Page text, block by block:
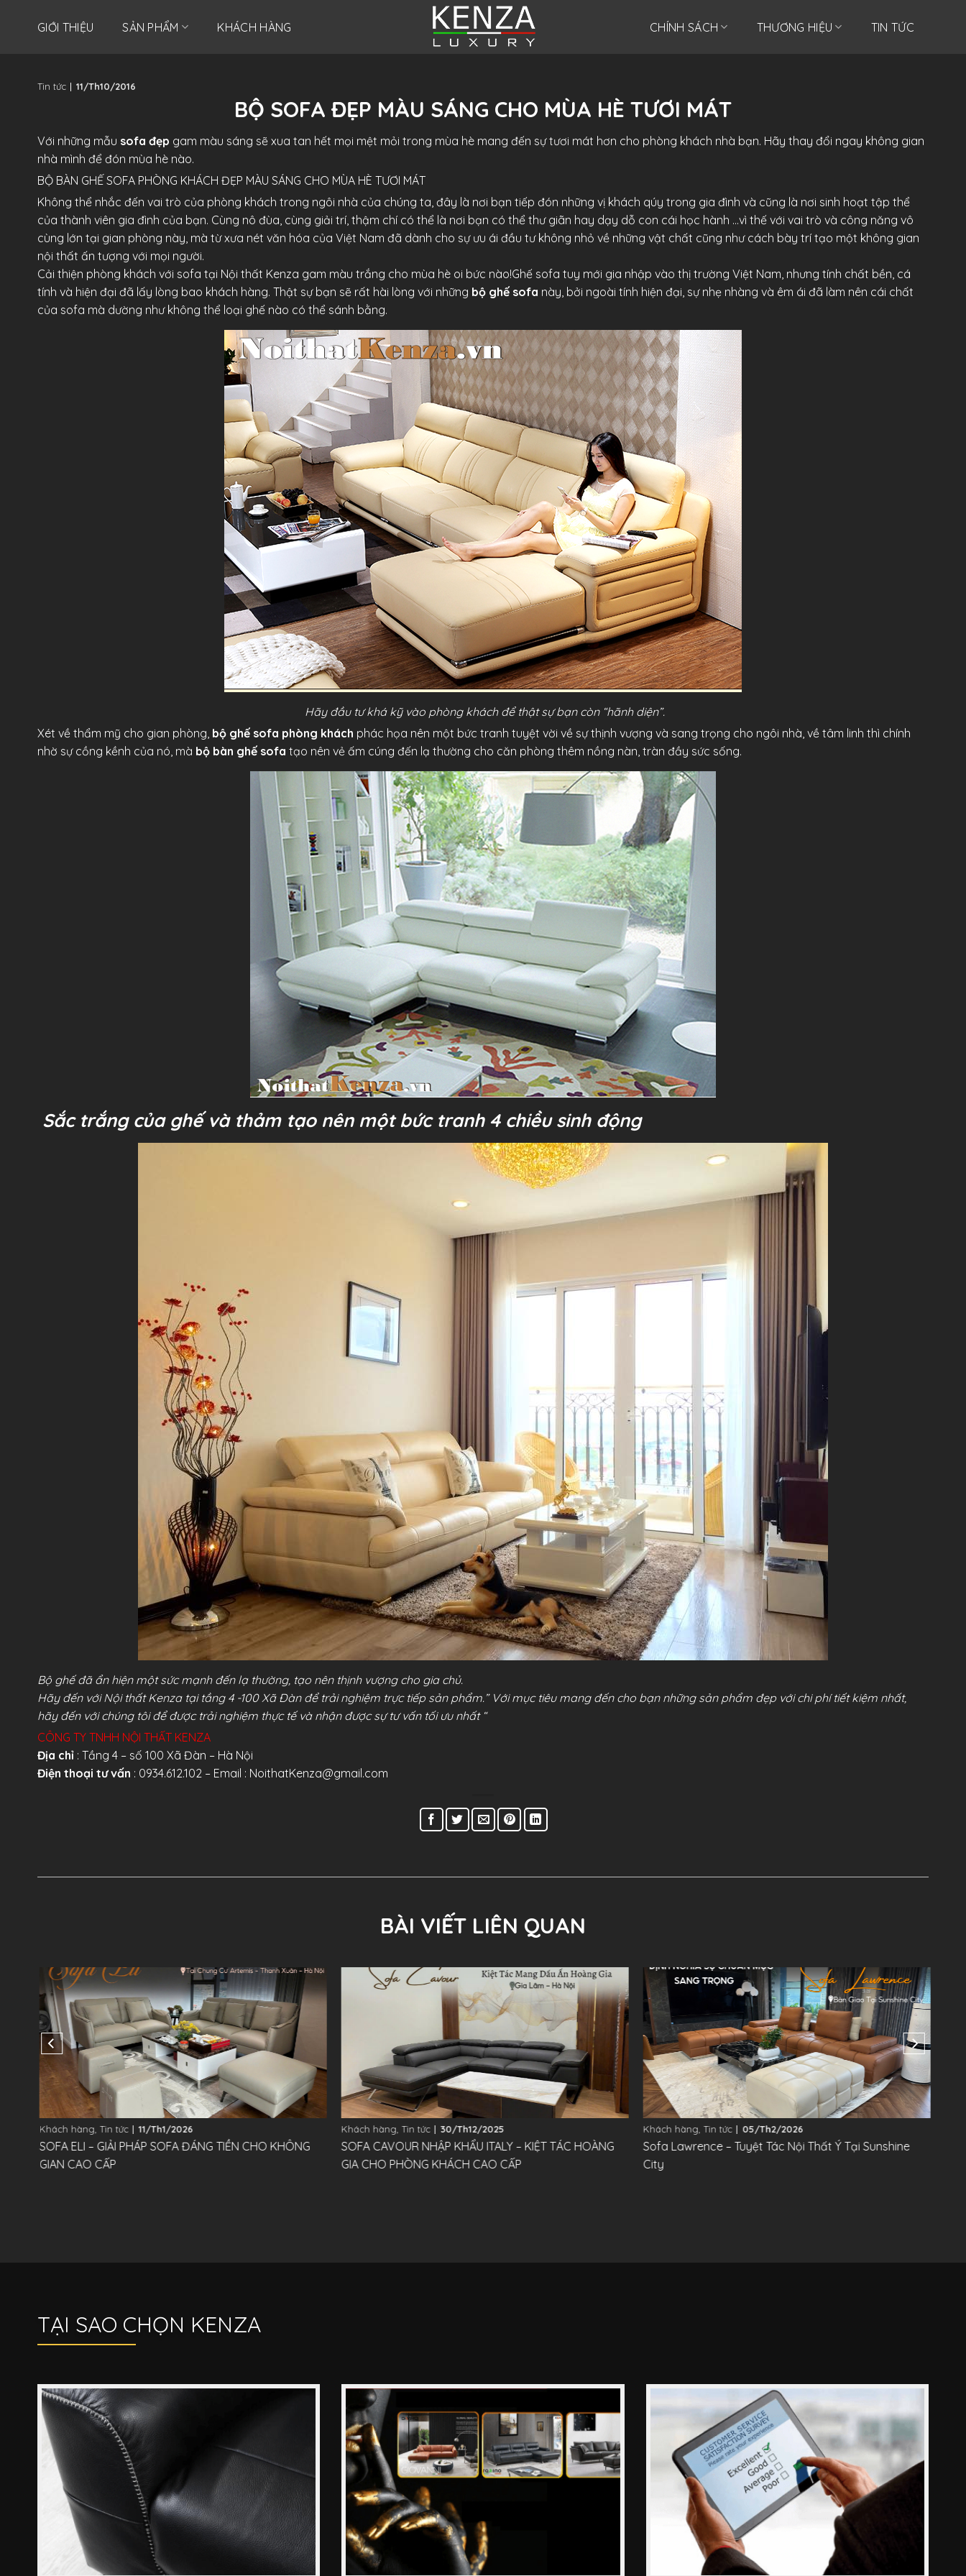
GIỚI THIỆU SẢN PHẨM KHÁCH HÀNG CHÍNH SÁCH THƯƠNG HIỆU TIN TỨC
Tin tức 11/Th10/2016
BỘ SOFA ĐẸP MÀU SÁNG CHO MÙA HÈ TƯƠI MÁT
Với những mẫu sofa đẹp gam màu sáng sẽ xua tan hết mọi mệt mỏi trong mùa hè mang đến sự tươi mát hơn cho phòng khách nhà bạn. Hãy thay đổi ngay không gian
nhà mình để đón mùa hè nào.
BỘ BÀN GHẾ SOFA PHÒNG KHÁCH ĐẸP MÀU SÁNG CHO MÙA HÈ TƯƠI MÁT
Không thể nhắc đến vai trò của phòng khách trong ngôi nhà của chúng ta, đây là nơi bạn tiếp đón những vị khách qúy trong gia đình và cũng là nơi sinh hoạt tập thể
của thành viên gia đình của bạn. Cùng nô đùa, cùng giải trí, thậm chí có thể là nơi bạn có thể thư giãn hay dạy dỗ con cái học hành …vì thế với vai trò và công năng vô
cùng lớn tại gian phòng này, mà từ xưa nét văn hóa của Việt Nam đã dành cho sự ưu ái đầu tư không nhỏ về những vật chất cũng như cách bày trí tạo một không gian
nội thất ấn tượng với mọi người.
Cải thiện phòng khách với sofa tại Nội thất Kenza gam màu trắng cho mùa hè oi bức nào!Ghế sofa tuy mới gia nhập vào thị trường Việt Nam, nhưng tính chất bền, cá
tính và hiện đại đã lấy lòng bao khách hàng. Thật sự bạn sẽ rất hài lòng với những bộ ghế sofa này, bởi ngoài tính hiện đại, sự nhẹ nhàng và êm ái đã làm nên cái chất
của sofa mà dường như không thể loại ghế nào có thể sánh bằng.
Hãy đầu tư khá kỹ vào phòng khách để thật sự bạn còn “hãnh diện”.
Xét về thẩm mỹ cho gian phòng, bộ ghế sofa phòng khách phác họa nên một bức tranh tuyệt vời về sự thịnh vượng và sang trọng cho ngôi nhà, về tâm linh thì chính
nhờ sự cồng kềnh của nó, mà bộ bàn ghế sofa tạo nên vẻ ấm cúng đến lạ thường cho căn phòng thêm nồng nàn, tràn đầy sức sống.
Sắc trắng của ghế và thảm tạo nên một bức tranh 4 chiều sinh động
Bộ ghế đã ẩn hiện một sức mạnh đến lạ thường, tạo nên thịnh vượng cho gia chủ.
Hãy đến với Nội thất Kenza tại tầng 4 -100 Xã Đàn để trải nghiệm trực tiếp sản phẩm.” Với mục tiêu mang đến cho bạn những sản phẩm đẹp với chi phí tiết kiệm nhất,
hãy đến với chúng tôi để được trải nghiệm thực tế và nhận được sự tư vấn tối ưu nhất “
CÔNG TY TNHH NỘI THẤT KENZA
Địa chỉ : Tầng 4 – số 100 Xã Đàn – Hà Nội
Điện thoại tư vấn : 0934.612.102 – Email : NoithatKenza@gmail.com
BÀI VIẾT LIÊN QUAN
Khách hàng, Tin tức 05/Th2/2026
Sofa Lawrence – Tuyệt Tác Nội Thất Ý Tại Sunshine
City
Khách hàng, Tin tức 11/Th1/2026
SOFA ELI – GIẢI PHÁP SOFA ĐÁNG TIỀN CHO KHÔNG
GIAN CAO CẤP
Khách hàng, Tin tức 30/Th12/2025
SOFA CAVOUR NHẬP KHẨU ITALY – KIỆT TÁC HOÀNG
GIA CHO PHÒNG KHÁCH CAO CẤP
TẠI SAO CHỌN KENZA